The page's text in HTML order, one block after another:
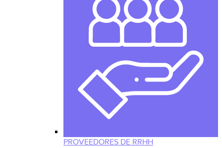
PROVEEDORES DE RRHH